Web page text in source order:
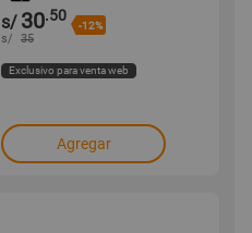
s/ 30.50
-12%
s/ 35
Exclusivo para venta web
Agregar